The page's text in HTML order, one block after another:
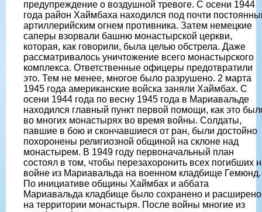
предупреждение о воздушной тревоге. С осени 1944
года район Хаймбаха находился под почти
артиллерийским огнем противника. Затем немецкие
саперы взорвали башню монастырской церкви,
которая, как говорили, была целью обстрела. Даже
рассматривалось уничтожение всего монастырского
комплекса. Ответственные офицеры предотвратили
это. Тем не менее, многое было разрушено. 2 марта
1945 года американские войска заняли Хаймбах. С
осени 1944 года по весну 1945 года в Мариавальде
находился главный пункт первой помощи, как это
во многих монастырях во время войны. Солдаты,
павшие в бою и скончавшиеся от ран, были достойно
похоронены религиозной общиной на склоне над
монастырем. В 1949 году первоначальный план
состоял в том, чтобы перезахоронить всех погибших
войне из Мариавальда на военном кладбище Гемюнд.
По инициативе общины Хаймбах и аббата
Мариавальда кладбище было сохранено и расширено
на территории монастыря. После войны многие из